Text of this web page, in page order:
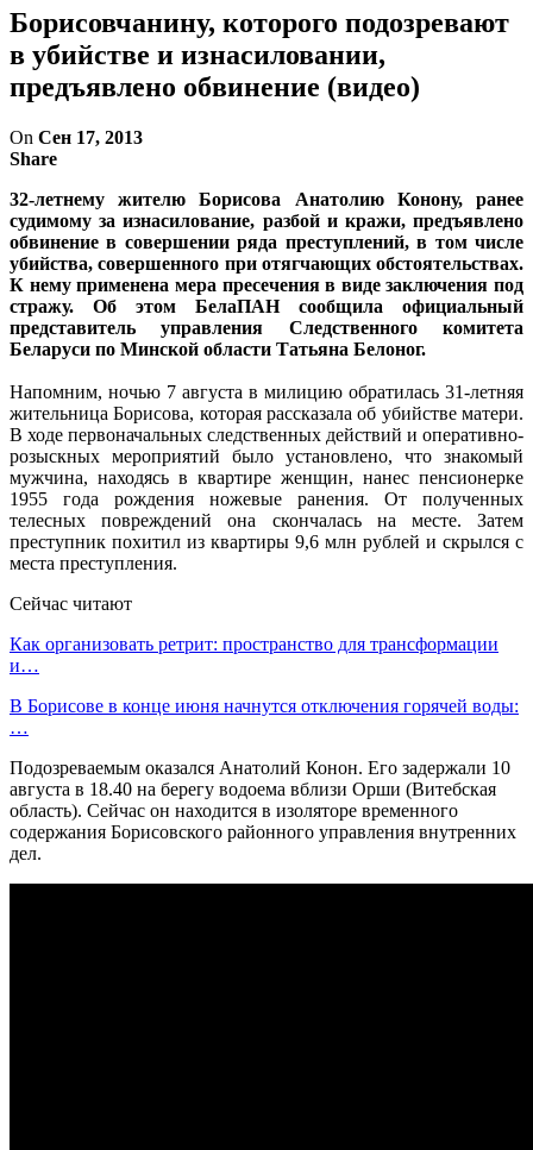
Борисовчанину, которого подозревают
в убийстве и изнасиловании,
предъявлено обвинение (видео)
On Сен 17, 2013
Share
32-летнему жителю Борисова Анатолию Конону, ранее
судимому за изнасилование, разбой и кражи, предъявлено
обвинение в совершении ряда преступлений, в том числе
убийства, совершенного при отягчающих обстоятельствах.
К нему применена мера пресечения в виде заключения под
стражу. Об этом БелаПАН сообщила официальный
представитель управления Следственного комитета
Беларуси по Минской области Татьяна Белоног.
Напомним, ночью 7 августа в милицию обратилась 31-летняя
жительница Борисова, которая рассказала об убийстве матери.
В ходе первоначальных следственных действий и оперативно-
розыскных мероприятий было установлено, что знакомый
мужчина, находясь в квартире женщин, нанес пенсионерке
1955 года рождения ножевые ранения. От полученных
телесных повреждений она скончалась на месте. Затем
преступник похитил из квартиры 9,6 млн рублей и скрылся с
места преступления.
Сейчас читают
Как организовать ретрит: пространство для трансформации
и…
В Борисове в конце июня начнутся отключения горячей воды:
…
Подозреваемым оказался Анатолий Конон. Его задержали 10
августа в 18.40 на берегу водоема вблизи Орши (Витебская
область). Сейчас он находится в изоляторе временного
содержания Борисовского районного управления внутренних
дел.